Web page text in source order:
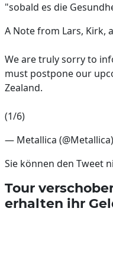
"sobald es die
A Note from Lars, Kirk,
We are truly sorry to
must postpone our
Zealand.
(1/6)
— Metallica (@Metallica)
Sie können den Tweet
Tour
erhalten ihr